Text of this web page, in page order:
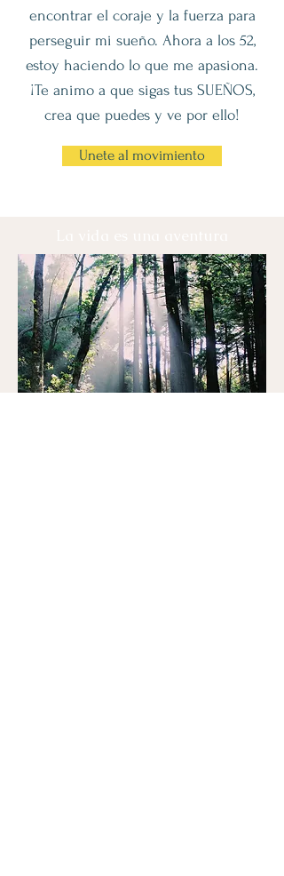
encontrar el coraje y la fuerza para
perseguir mi sueño. Ahora a los 52,
estoy haciendo lo que me apasiona.
¡Te animo a que sigas tus SUEÑOS,
crea que puedes y ve por ello!
Unete al movimiento